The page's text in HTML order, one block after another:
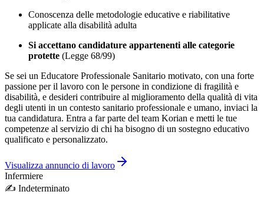
Conoscenza delle metodologie educative e riabilitative
applicate alla disabilità adulta
Si accettano candidature appartenenti alle categorie
protette (Legge 68/99)
Se sei un Educatore Professionale Sanitario motivato, con una forte
passione per il lavoro con le persone in condizione di fragilità e
disabilità, e desideri contribuire al miglioramento della qualità di vita
degli utenti in un contesto sanitario professionale e umano, inviaci la
tua candidatura. Entra a far parte del team Korian e metti le tue
competenze al servizio di chi ha bisogno di un sostegno educativo
qualificato e personalizzato.
Visualizza annuncio di lavoro
Infermiere
✍️ Indeterminato